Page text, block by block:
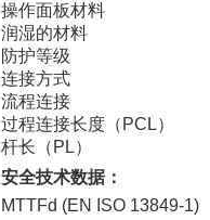
操作面板材料
润湿的材料
防护等级
连接方式
流程连接
过程连接长度（PCL）
杆长（PL）
安全技术数据：
MTTFd (EN ISO 13849-1)